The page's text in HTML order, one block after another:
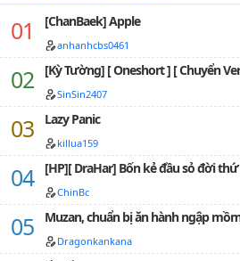
50,
52,
53,
55,
56,
57,
[ChanBaek] Apple
anhanhcbs0461
[Kỳ Tường] [ Oneshort ] [ Chuyển
SinSin2407
Lazy Panic
killua159
[HP][ DraHar] Bốn kẻ đầu sỏ đời
ChinBc
Muzan, chuẩn bị ăn hành ngập
Dragonkankana